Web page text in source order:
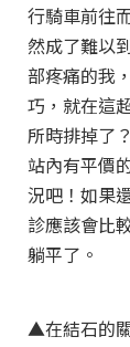
行騎車前往
然成了難以
部疼痛的我
巧，就在這
所時排掉了
站內有平價
況吧！如果
診應該會比
躺平了。
▲在結石的